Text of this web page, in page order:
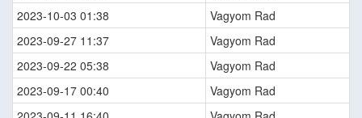
2023-10-03 01:38
Vagyom Rad
2023-09-27 11:37
Vagyom Rad
2023-09-22 05:38
Vagyom Rad
2023-09-17 00:40
Vagyom Rad